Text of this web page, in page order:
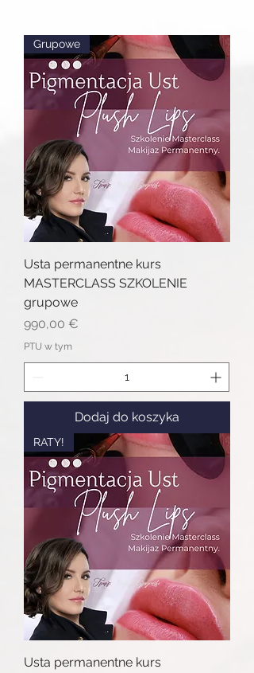
Grupowe
Usta permanentne kurs
MASTERCLASS SZKOLENIE
grupowe
Cena
990,00 €
PTU w tym
Dodaj do koszyka
RATY!
Usta permanentne kurs